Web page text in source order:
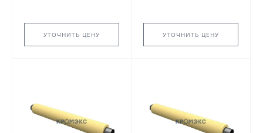
УТОЧНИТЬ ЦЕНУ УТОЧНИТЬ ЦЕНУ